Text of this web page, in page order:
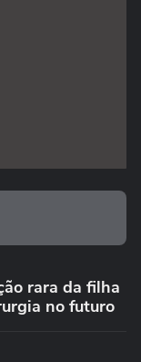
rara da filha
no futuro